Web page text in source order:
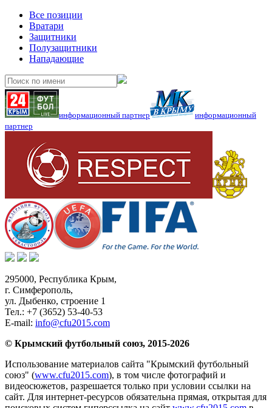
Все позиции
Вратари
Защитники
Полузащитники
Нападающие
информационный партнер
информационный
партнер
295000, Республика Крым,
г. Симферополь,
ул. Дыбенко, строение 1
Тел.: +7 (3652) 53-40-53
E-mail: info@cfu2015.com
© Крымский футбольный союз, 2015-2026
Использование материалов сайта "Крымский футбольный
союз" (www.cfu2015.com), в том числе фотографий и
видеосюжетов, разрешается только при условии ссылки на
сайт. Для интернет-ресурсов обязательна прямая, открытая для